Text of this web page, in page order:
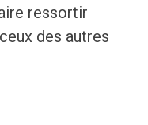
ressortir
des autres